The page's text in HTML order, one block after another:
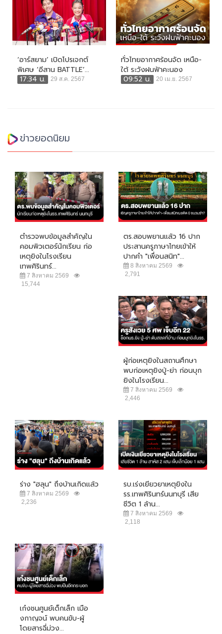
‘อาร์สยาม’ เปิดโปรเจกต์
พิเศษ ‘อีสาน BATTLE’...
17:34 น.
29 ส.ค. 2567
ทั่วไทยอากาศร้อนจัด เหนือ-
ใต้ ระวังฝนฟ้าคะนอง
09:52 น.
20 เม.ย. 2567
ข่าวยอดนิยม
ตำรวจพบข้อมูลสำคัญใน
คอมพิวเตอร์นักเรียน ก่อ
เหตุยิงในโรงเรียน
เทพศิรินทร์...
7 สิงหาคม 2569
15,744
ตร.สอบพยานแล้ว 16 ปาก
ประสานครูภาษาไทยเข้าให้
ปากคำ "เพื่อนสนิท"...
8 สิงหาคม 2569
2,791
ผู้ก่อเหตุยิงในสถานศึกษา
พบก่อเหตุยิงปู่-ย่า ก่อนบุก
ยิงในโรงเรียน...
7 สิงหาคม 2569
2,446
ร่าง "ฮลุน" ถึงบ้านเกิดแล้ว
7 สิงหาคม 2569
2,236
รบ.เร่งเยียวยาเหตุยิงใน
รร.เทพศิรินทร์นนทบุรี เสีย
ชีวิต 1 ล้าน...
7 สิงหาคม 2569
2,118
เก๋งชนศูนย์เด็กเล็ก เมือ
งกาญจน์ พบคนขับ-ผู้
โดยสารฉี่ม่วง...